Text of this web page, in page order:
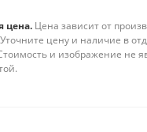
цена. Цена зависит от
цену и наличие в
и изображение не